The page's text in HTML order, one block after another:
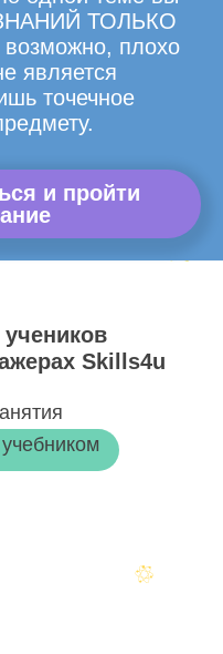
ТОЛЬКО
плохо
является
точечное
и пройти
учеников
Skills4u